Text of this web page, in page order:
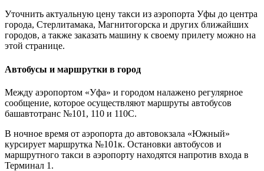
Уточнить актуальную цену такси из аэропорта Уфы до центра
города, Стерлитамака, Магнитогорска и других ближайших
городов, а также заказать машину к своему прилету можно на
этой странице.
Автобусы и маршрутки в город
Между аэропортом «Уфа» и городом налажено регулярное
сообщение, которое осуществляют маршруты автобусов
башавтотранс №101, 110 и 110С.
В ночное время от аэропорта до автовокзала «Южный»
курсирует маршрутка №101к. Остановки автобусов и
маршрутного такси в аэропорту находятся напротив входа в
Терминал 1.